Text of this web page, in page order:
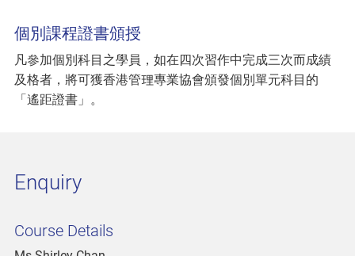
個別課程證書頒授
凡參加個別科目之學員，如在四次習作中完成三次而成績
及格者，將可獲香港管理專業協會頒發個別單元科目的
「遙距證書」。
Enquiry
Course Details